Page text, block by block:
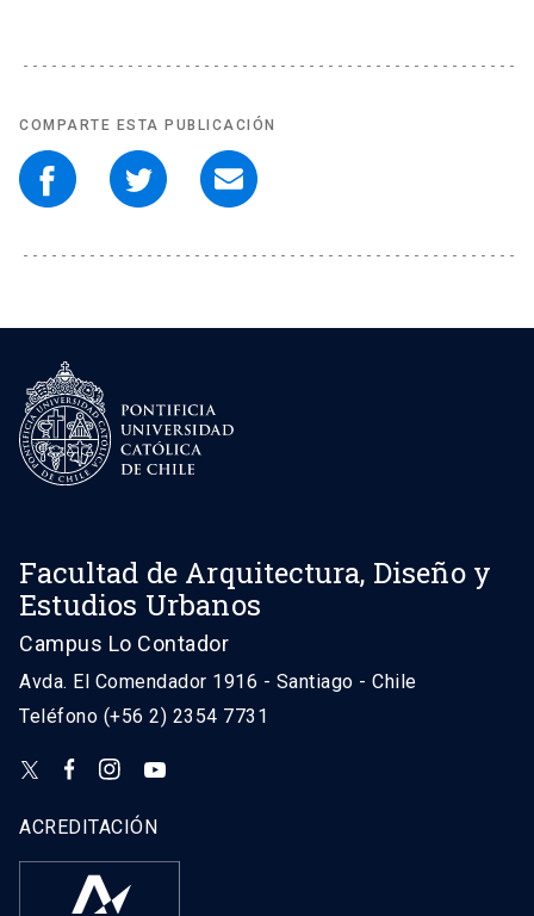
COMPARTE ESTA PUBLICACIÓN
Facultad de Arquitectura, Diseño y
Estudios Urbanos
Campus Lo Contador
Avda. El Comendador 1916 - Santiago - Chile
Teléfono (+56 2) 2354 7731
ACREDITACIÓN